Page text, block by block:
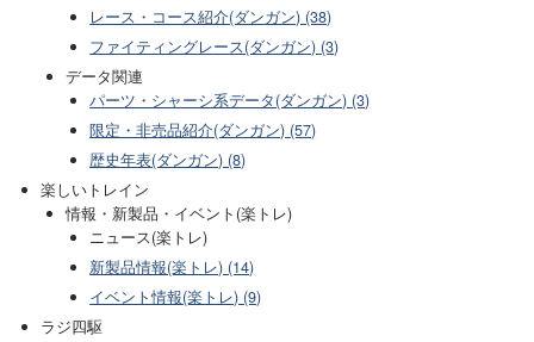
レース・コース紹介(ダンガン) (38)
ファイティングレース(ダンガン) (3)
データ関連
パーツ・シャーシ系データ(ダンガン) (3)
限定・非売品紹介(ダンガン) (57)
歴史年表(ダンガン) (8)
楽しいトレイン
情報・新製品・イベント(楽トレ)
ニュース(楽トレ)
新製品情報(楽トレ) (14)
イベント情報(楽トレ) (9)
ラジ四駆